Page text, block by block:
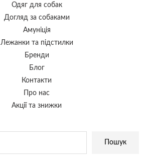
Одяг для собак
Догляд за собаками
Амуніція
Лежанки та підстилки
Бренди
Блог
Контакти
Про нас
Акції та знижки
Пошук